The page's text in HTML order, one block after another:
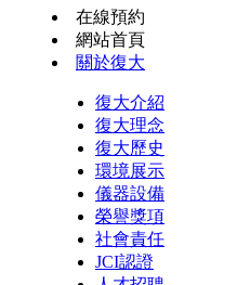
在線預約
網站首頁
關於復大
復大介紹
復大理念
復大歷史
環境展示
儀器設備
榮譽獎項
社會責任
JCI認證